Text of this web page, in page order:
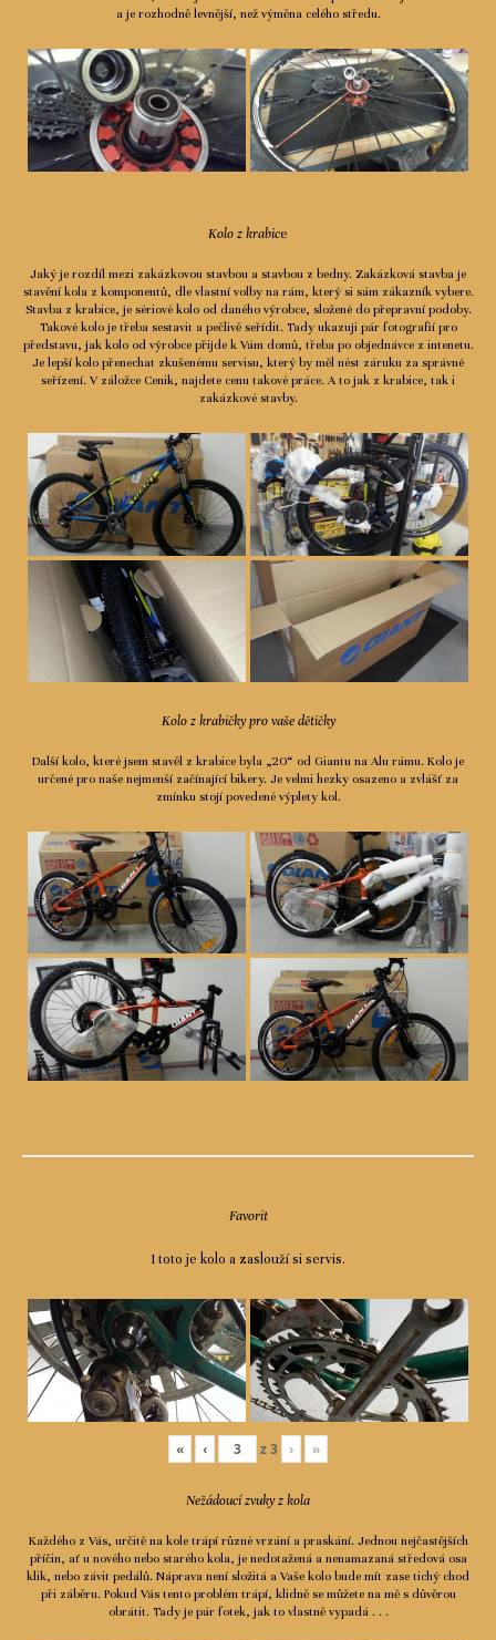
a je rozhodně levnější, než výměna celého středu.
Kolo z krabice
Jaký je rozdíl mezi zakázkovou stavbou a stavbou z bedny. Zakázková stavba je
stavění kola z komponentů, dle vlastní volby na rám, který si sám zákazník vybere.
Stavba z krabice, je sériové kolo od daného výrobce, složené do přepravní podoby.
Takové kolo je třeba sestavit a pečlivě seřídit. Tady ukazuji pár fotografií pro
představu, jak kolo od výrobce přijde k Vám domů, třeba po objednávce z intenetu.
Je lepší kolo přenechat zkušenému servisu, který by měl nést záruku za správné
seřízení. V záložce Cenik, najdete cenu takové práce. A to jak z krabice, tak i
zakázkové stavby.
Kolo z krabičky pro vaše dětičky
Další kolo, které jsem stavěl z krabice byla „20“ od Giantu na Alu rámu. Kolo je
určené pro naše nejmenší začínající bikery. Je velmi hezky osazeno a zvlášť za
zmínku stojí povedené výplety kol.
Favorit
I toto je kolo a zaslouží si servis.
« ‹ z3 › »
Nežádoucí zvuky z kola
Každého z Vás, určitě na kole trápí různé vrzání a praskání. Jednou nejčastějších
příčin, ať u nového nebo starého kola, je nedotažená a nenamazaná středová osa
klik, nebo závit pedálů. Náprava není složitá a Vaše kolo bude mít zase tichý chod
při záběru. Pokud Vás tento problém trápí, klidně se můžete na mě s důvěrou
obrátit. Tady je pár fotek, jak to vlastně vypadá . . .